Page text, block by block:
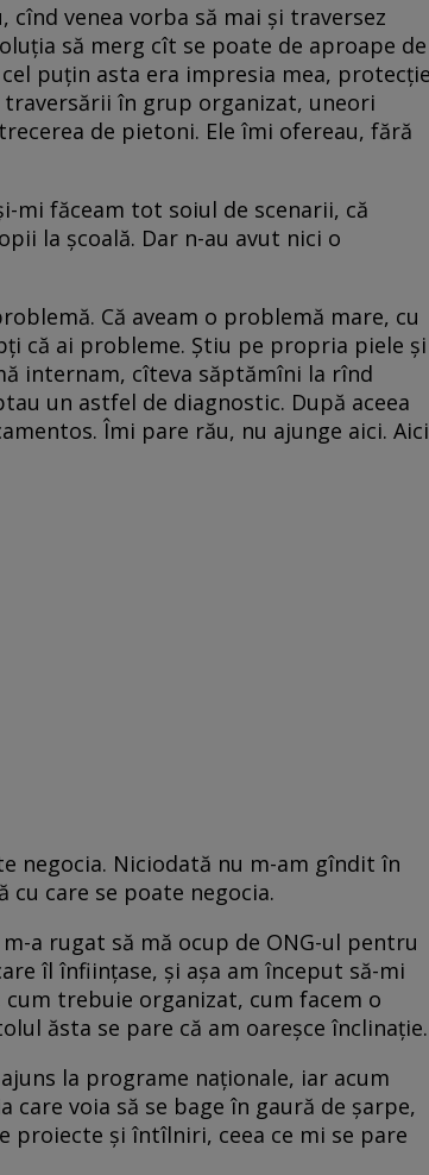
cînd venea vorba să mai şi traversez
să merg cît se poate de aproape de
puţin asta era impresia mea,
în grup organizat, uneori
de pietoni. Ele îmi ofereau, fără
mi făceam tot soiul de scenarii, că
la şcoală. Dar n-au avut nici o
Că aveam o problemă mare, cu
că ai probleme. Ştiu pe propria piele şi
internam, cîteva săptămîni la rînd
un astfel de diagnostic. După aceea
Îmi pare rău, nu ajunge aici. Aici
negocia. Niciodată nu m-am gîndit în
cu care se poate negocia.
a rugat să mă ocup de ONG-ul pentru
îl înfiinţase, şi aşa am început să-mi
cum trebuie organizat, cum facem o
ăsta se pare că am oareşce înclinaţie.
la programe naţionale, iar acum
care voia să se bage în gaură de şarpe,
proiecte şi întîlniri, ceea ce mi se pare